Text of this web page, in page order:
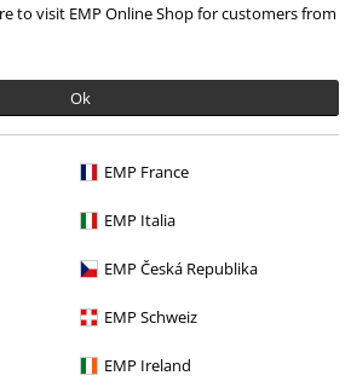
to visit EMP Online Shop for customers from
Ok
EMP France
EMP Italia
EMP Česká Republika
EMP Schweiz
EMP Ireland